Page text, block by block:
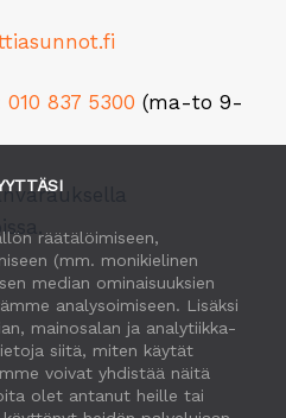
räätälöimiseen,
(mm. monikielinen
median ominaisuuksien
analysoimiseen. Lisäksi
mainosalan ja analytiikka-
siitä, miten käytät
voivat yhdistää näitä
olet antanut heille tai
010 837 5300 (ma-to 9-